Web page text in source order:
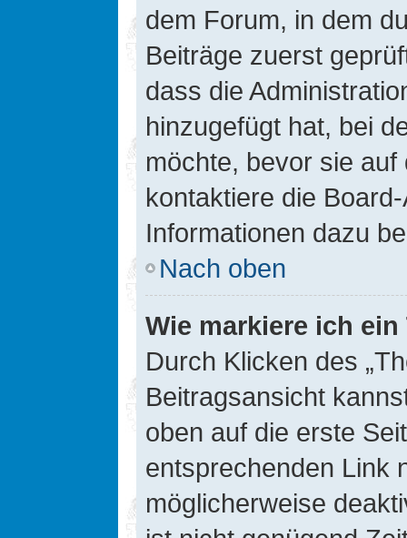
dem Forum, in dem
Beiträge zuerst
dass die
hinzugefügt hat, bei
möchte, bevor sie
kontaktiere die
Informationen dazu
Nach oben
Wie markiere ich
Durch Klicken des
Beitragsansicht
oben auf die erste
entsprechenden Link
möglicherweise